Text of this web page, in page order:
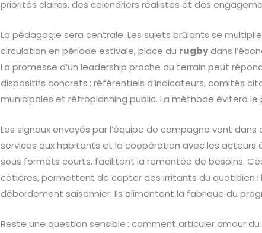
priorités claires, des calendriers réalistes et des
La pédagogie sera centrale. Les sujets brûlants se
circulation en période estivale, place du rugbydans
La promesse d’un leadership proche du terrain peut
dispositifs concrets : référentiels d’indicateurs, comités
municipales et rétroplanning public. La méthode évitera le
Les signaux envoyés par l’équipe de campagne vont dans
services aux habitants et la coopération avec les acteurs
sous formats courts, facilitent la remontée de besoins.
côtières, permettent de capter des irritants du quotidien
débordement saisonnier. Ils alimentent la fabrique du
Reste une question sensible : comment articuler amour du